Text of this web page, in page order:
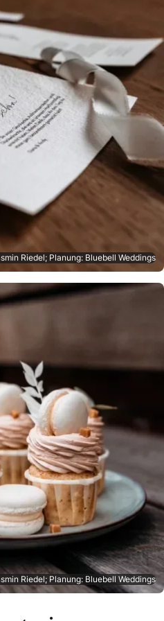
Riedel; Planung: Bluebell Weddings
Riedel; Planung: Bluebell Weddings